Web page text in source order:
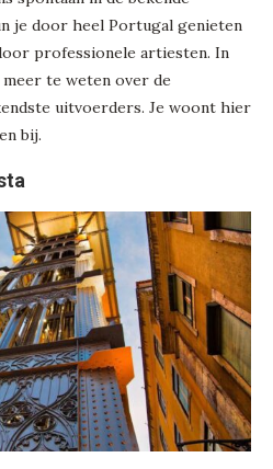
je door heel Portugal genieten
professionele artiesten. In
te weten over de
uitvoerders. Je woont hier
bij.